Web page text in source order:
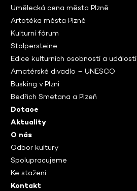
Umělecká cena města Plzně
Artotéka města Plzně
Kulturní fórum
Stolpersteine
Edice kulturních osobností a událostí
Amatérské divadlo – UNESCO
Busking v Plzni
Bedřich Smetana a Plzeň
Dotace
Aktuality
O nás
Odbor kultury
Spolupracujeme
Ke stažení
Kontakt